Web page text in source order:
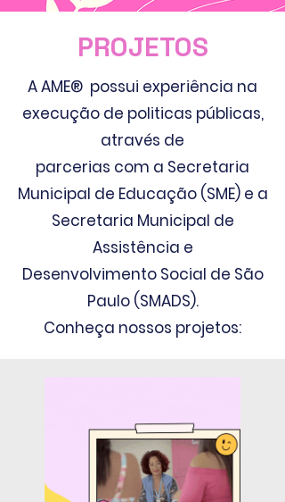
PROJETOS
A AME® possui experiência na
execução de politicas públicas,
através de
parcerias com a Secretaria
Municipal de Educação (SME) e a
Secretaria Municipal de
Assistência e
DesenvolvimentoSocial de São
Paulo (SMADS).
Conheça nossos projetos: